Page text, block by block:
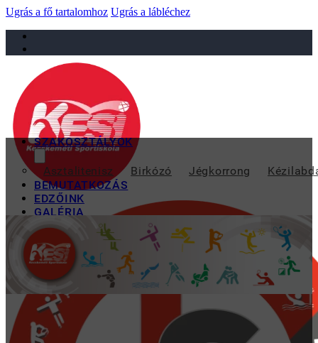
Ugrás a fő tartalomhoz Ugrás a lábléchez
sportiskola@juniorsportkft.hu
SZAKOSZTÁLYOK
Asztalitenisz Birkózó Jégkorrong
BEMUTATKOZÁS
EDZŐINK
GALÉRIA
TAO
KAPCSOLAT